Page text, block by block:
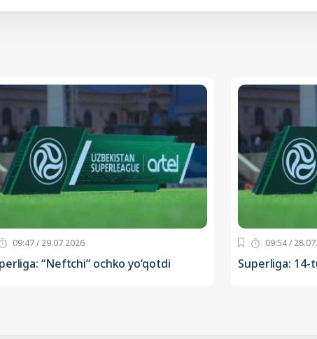
09:47 / 29.07.2026
“Neftchi” ochko yo‘qotdi
09:54 /
Superliga: 14-